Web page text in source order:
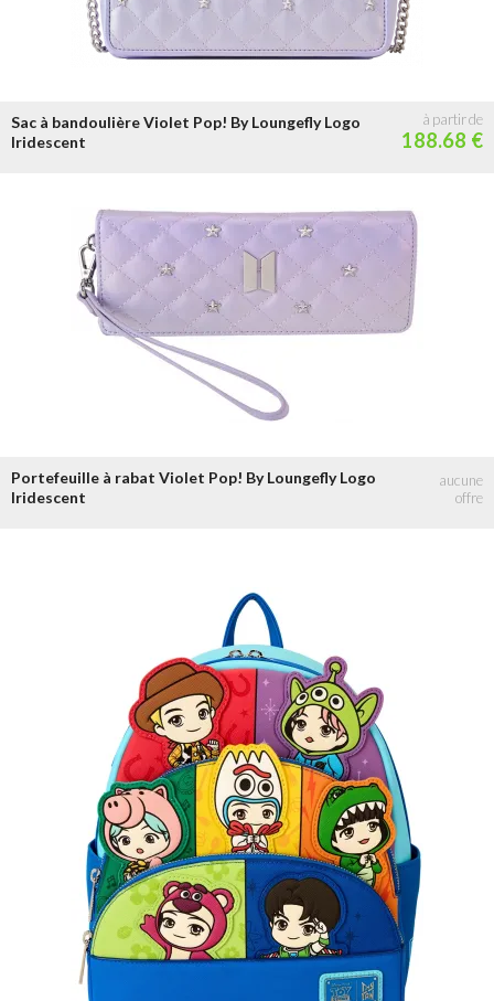
Sac à bandoulière Violet Pop! By Loungefly Logo
Iridescent
188.68 €
Portefeuille à rabat Violet Pop! By Loungefly Logo
Iridescent